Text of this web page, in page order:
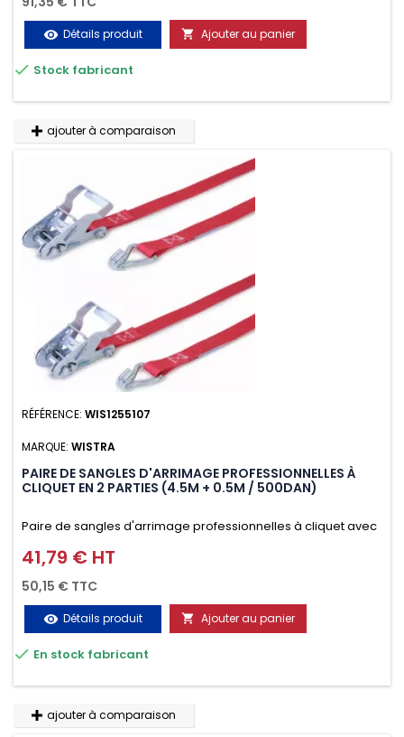
visibility Détails produit  Ajouter au panier
 Stock fabricant
ajouter à comparaison
RÉFÉRENCE: WIS1255107
MARQUE: WISTRA
PAIRE DE SANGLES D'ARRIMAGE PROFESSIONNELLES À
CLIQUET EN 2 PARTIES (4.5M + 0.5M / 500DAN)
Paire de sangles d'arrimage professionnelles à cliquet avec
crochet en 2 parties (4.5M + 0.5M / 500daN), simple et rapide
d'utilisation. Permet d'arrimer et de sécuriser vos
chargements pendant le transport. Matière polyester très
résistante aux UV et aux variations de températures,
n'absorbe pas l'eau.
Prix
41,79 € HT
50,15 € TTC
visibility Détails produit  Ajouter au panier
 En stock fabricant
ajouter à comparaison